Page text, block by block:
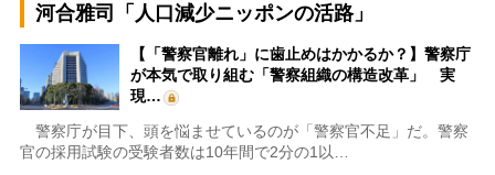
河合雅司「人口減少ニッポンの活路」
【「警察官離れ」に歯止めはかかるか？】警察庁
が本気で取り組む「警察組織の構造改革」 実
現…
警察庁が目下、頭を悩ませているのが「警察官不足」だ。警察
官の採用試験の受験者数は10年間で2分の1以…